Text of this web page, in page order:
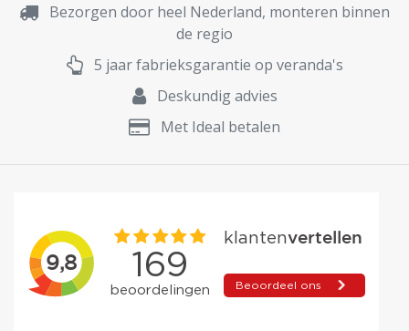
Bezorgen door heel Nederland, monteren binnen
de regio
5 jaar fabrieksgarantie op veranda's
Deskundig advies
Met Ideal betalen